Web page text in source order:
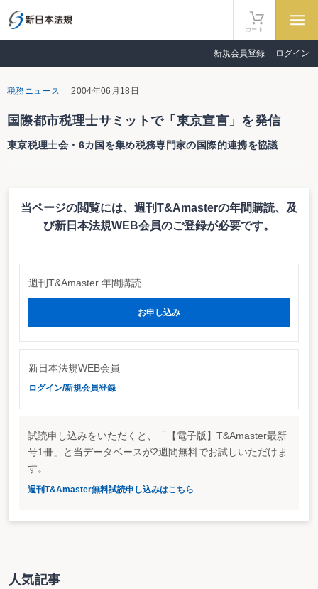
カート
新規会員登録 ログイン
税務ニュース 2004年06月18日
国際都市税理士サミットで「東京宣言」を発信
東京税理士会・6カ国を集め税務専門家の国際的連携を協議
税務専門家団体の代表による「第1回国際都市税理士サミット」（以下、サミ
ット）を開催した。今回のサミットでは、国際的な税務業務を行う上で各国の
税務専門家を紹介し合うルートやサポートデスクの開設が提案されるなど、世
声明（「東京宣言」）が発信された。
方税務士会 会長、イギリス勅許税務協会 会長など、税務専門家制度を有する6
カ国の主要都市を基盤とする団体の代表者。議長は、東京税理士会 会長の金子
秀夫氏が務めた。サミットの前日に開催された懇談会では、各国代表者によ
築について認識を一にした。
当ページの閲覧には、週刊T&Amasterの年間購読、 及
び新日本法規WEB会員のご登録が必要です。
週刊T&Amaster 年間購読
お申し込み
新日本法規WEB会員
ログイン/新規会員登録
試読申し込みをいただくと、「【電子版】T&Amaster最新
号1冊」と当データベースが2週間無料でお試しいただけま
す。
週刊T&Amaster無料試読申し込みはこちら
人気記事